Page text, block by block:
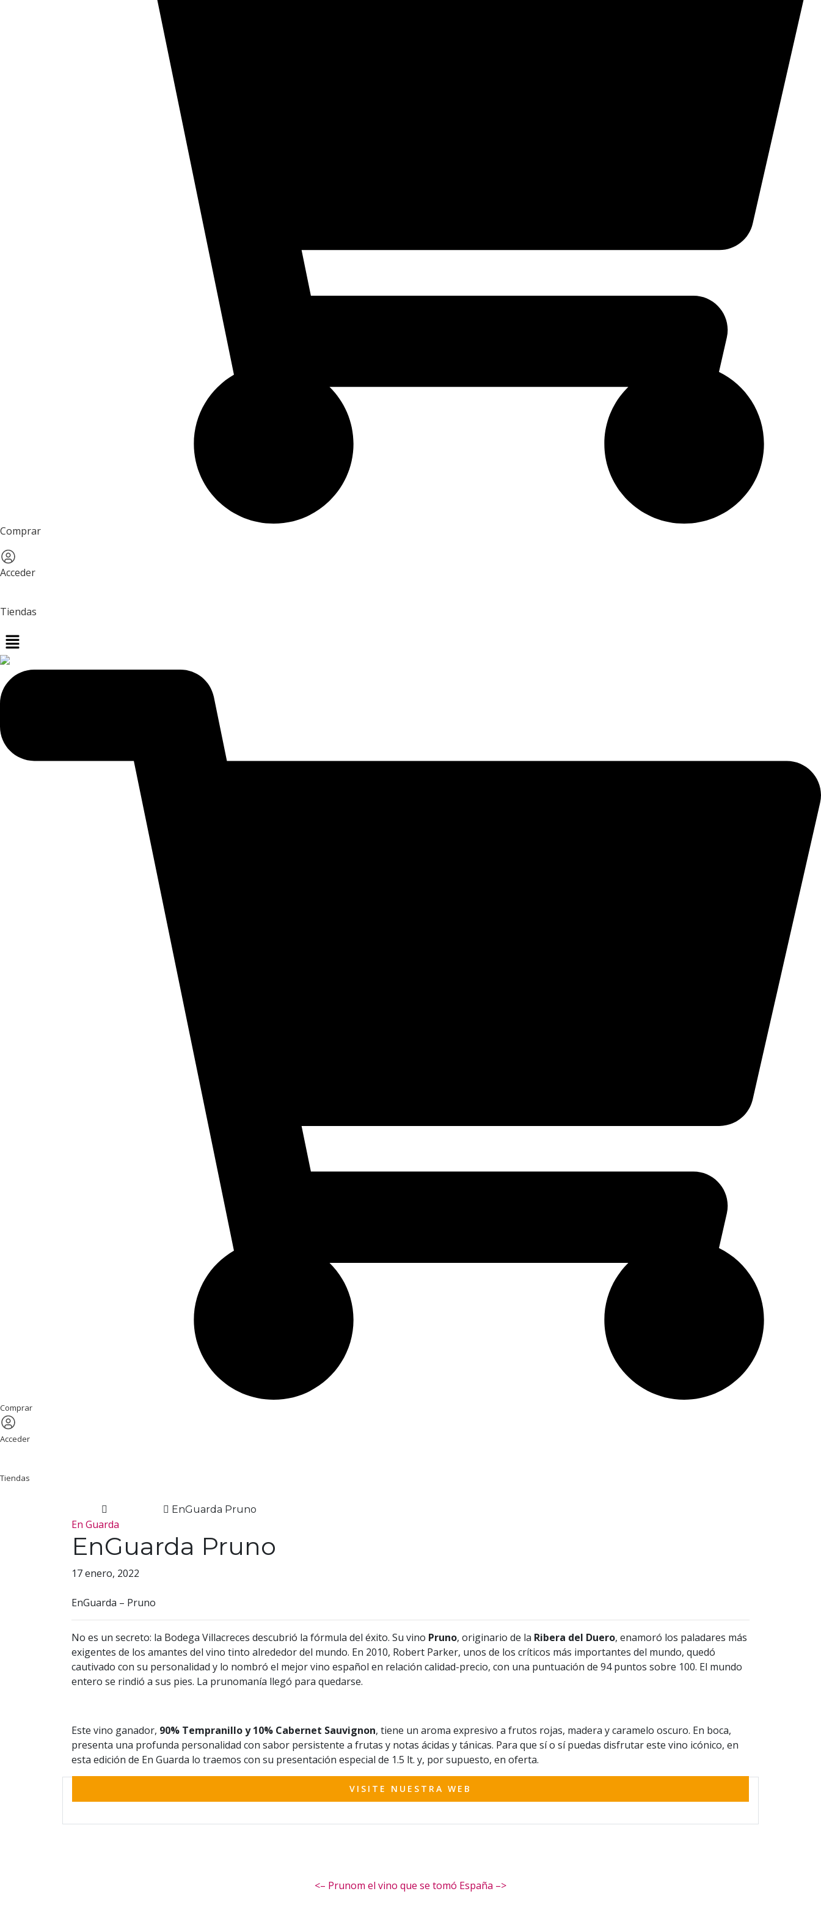
Comprar
Acceder
Tiendas
Comprar
Acceder
Tiendas
EnGuarda Pruno
En Guarda
EnGuarda Pruno
17 enero, 2022
EnGuarda – Pruno
No es un secreto: la Bodega Villacreces descubrió la fórmula del éxito. Su vino Pruno, originario de la Ribera del Duero, enamoró los paladares más
exigentes de los amantes del vino tinto alrededor del mundo. En 2010, Robert Parker, unos de los críticos más importantes del mundo, quedó
cautivado con su personalidad y lo nombró el mejor vino español en relación calidad-precio, con una puntuación de 94 puntos sobre 100. El mundo
entero se rindió a sus pies. La prunomanía llegó para quedarse.
Este vino ganador, 90% Tempranillo y 10% Cabernet Sauvignon, tiene un aroma expresivo a frutos rojas, madera y caramelo oscuro. En boca,
presenta una profunda personalidad con sabor persistente a frutas y notas ácidas y tánicas. Para que sí o sí puedas disfrutar este vino icónico, en
esta edición de En Guarda lo traemos con su presentación especial de 1.5 lt. y, por supuesto, en oferta.
VISITE NUESTRA WEB
<– Prunom el vino que se tomó España –>